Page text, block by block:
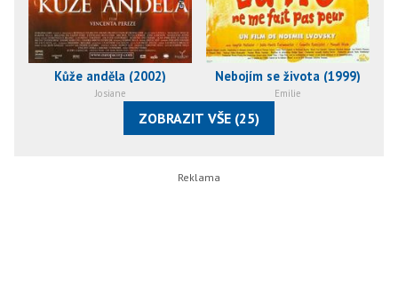
Kůže anděla (2002)
Josiane
Nebojím se života (1999)
Emilie
ZOBRAZIT VŠE (25)